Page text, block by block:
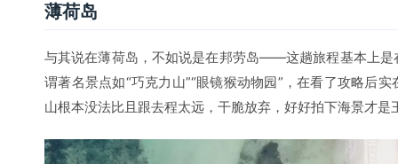
薄荷岛
与其说在薄荷岛，不如说是在邦劳岛——这趟旅程基本上是
谓著名景点如“巧克力山”“眼镜猴动物园”，在看了攻略后
山根本没法比且跟去程太远，干脆放弃，好好拍下海景才是